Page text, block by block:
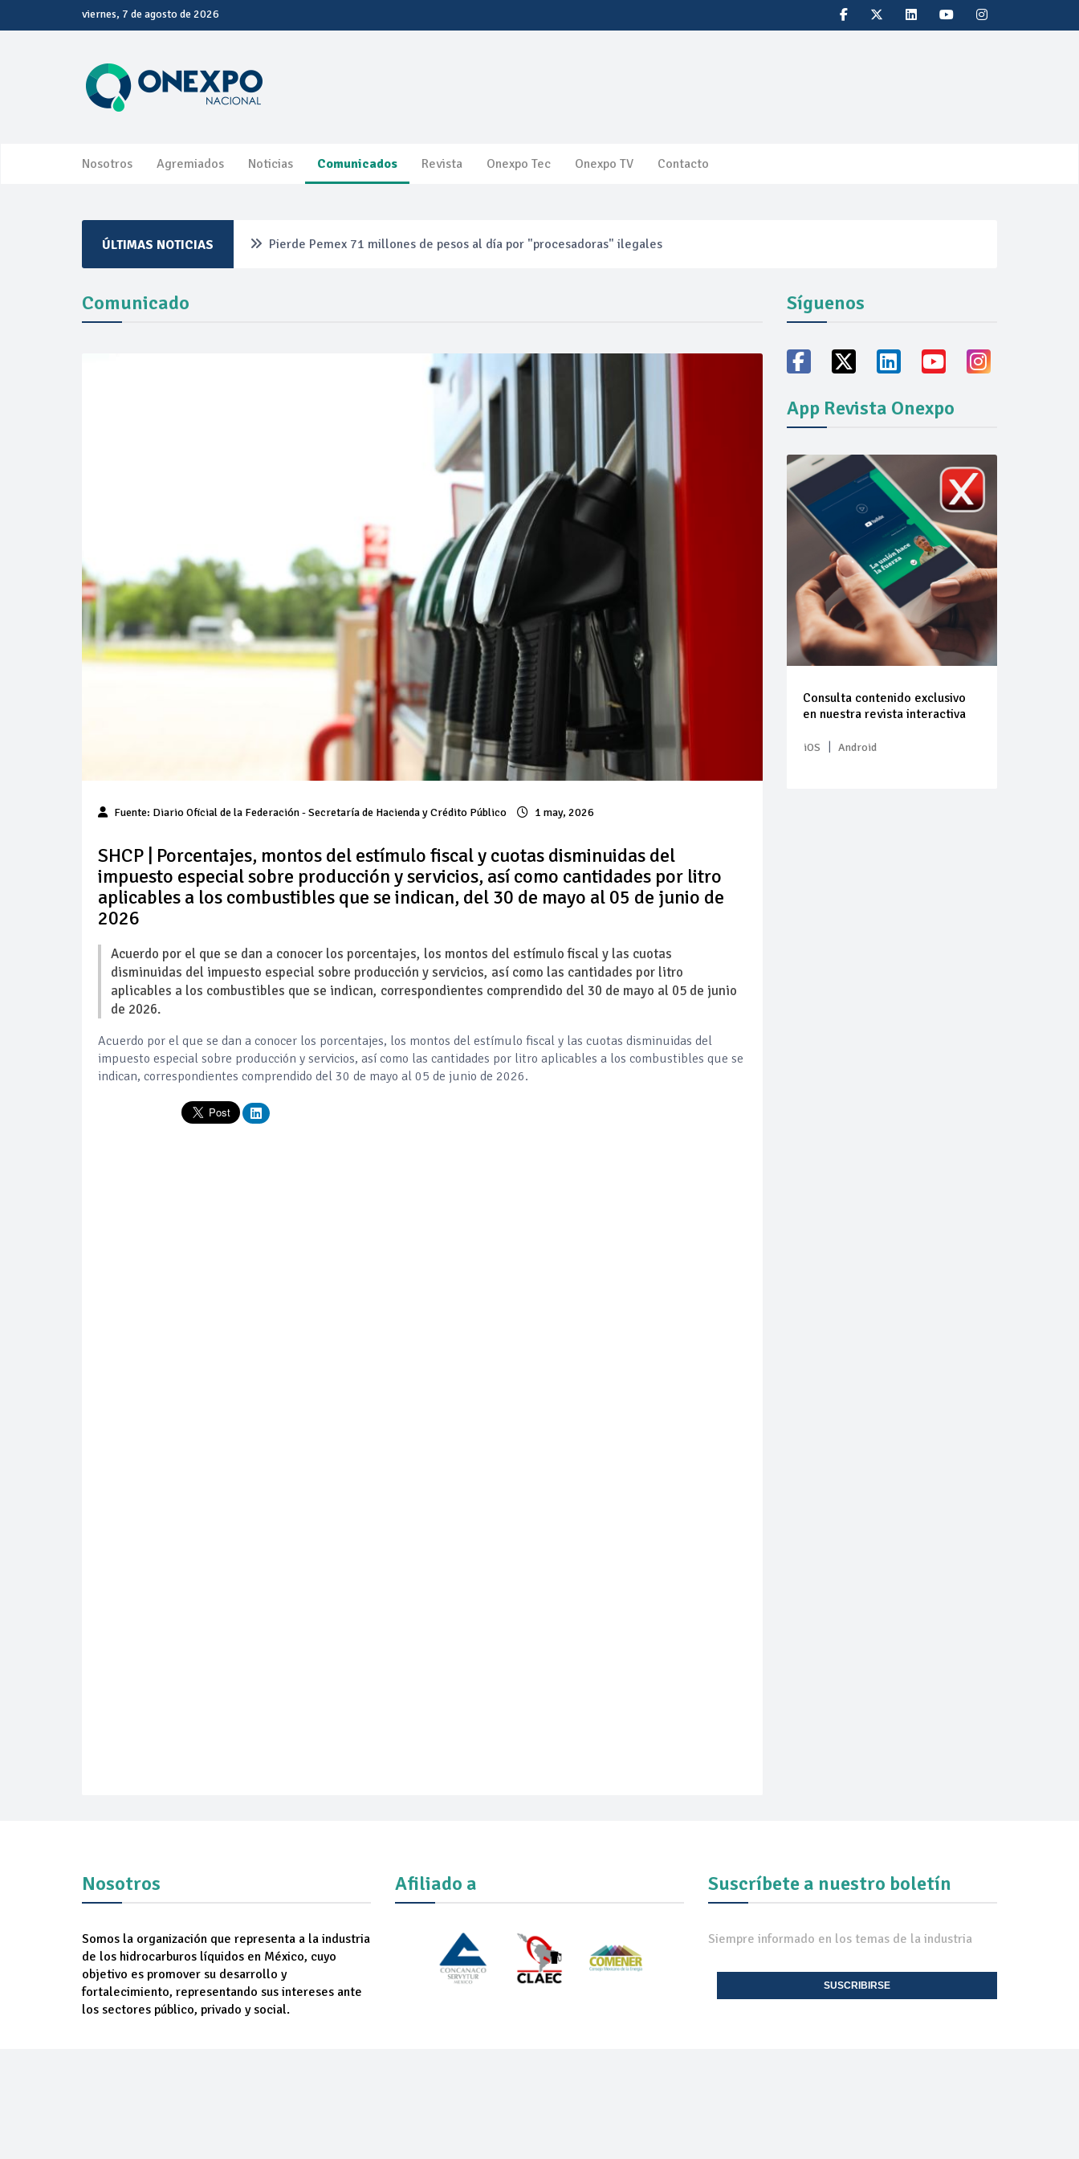
viernes, 7 de agosto de 2026
Nosotros Agremiados Noticias Comunicados Revista Onexpo Tec Onexpo TV Contacto
ÚLTIMAS NOTICIAS Pierde Pemex 71 millones de pesos al día por "procesadoras" ilegales
Precio del diésel comprime el margen de las gasolineras: se espera estabilización del mercado
Baja 5% más el precio internacional del crudo por posible acuerdo de paz
Aumentan 83% ventas de diésel Pemex: PetroIntelligence
Aumenta la producción de hidrocarburos de Pemex; aún está lejos de la meta
Bajan precios del crudo 4% por la distensión política en Medio Oriente
Así comienza un nuevo mes para los combustibles
Cautela en el mercado por conversaciones Irán-Omán mantienen precios al alza
Comunicado
Fuente: Diario Oficial de la Federación- Secretaría de Hacienda y Crédito Público 1 may, 2026
SHCP | Porcentajes, montos del estímulo fiscal y cuotas disminuidas del
impuesto especial sobre producción y servicios, así como cantidades por litro
aplicables a los combustibles que se indican, del 30 de mayo al 05 de junio de
2026
Acuerdo por el que se dan a conocer los porcentajes, los montos del estímulo fiscal y las cuotas
disminuidas del impuesto especial sobre producción y servicios, así como las cantidades por litro
aplicables a los combustibles que se indican, correspondientes comprendido del 30 de mayo al 05 de junio
de 2026.
Acuerdo por el que se dan a conocer los porcentajes, los montos del estímulo fiscal y las cuotas disminuidas del
impuesto especial sobre producción y servicios, así como las cantidades por litro aplicables a los combustibles que se
indican, correspondientes comprendido del 30 de mayo al 05 de junio de 2026.
Síguenos
App Revista Onexpo
Consulta contenido exclusivo
en nuestra revista interactiva
iOS | Android
Nosotros
Somos la organización que representa a la industria
de los hidrocarburos líquidos en México, cuyo
objetivo es promover su desarrollo y
fortalecimiento, representando sus intereses ante
los sectores público, privado y social.
Afiliado a Suscríbete a nuestro boletín
Siempre informado en los temas de la industria
SUSCRIBIRSE